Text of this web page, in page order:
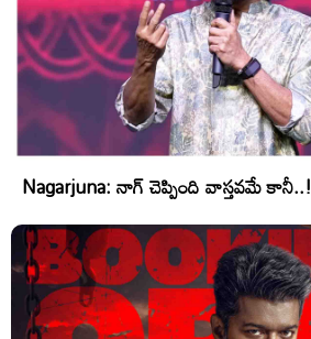
Nagarjuna: నాగ్ చెప్పింది వాస్తవమే కానీ..!